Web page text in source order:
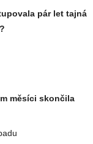
pár let tajná
měsíci skončila